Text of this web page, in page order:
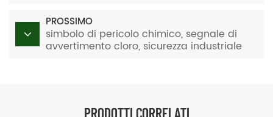
PROSSIMO
simbolo di pericolo chimico, segnale di
avvertimento cloro, sicurezza industriale
PRODOTTI CORRELATI